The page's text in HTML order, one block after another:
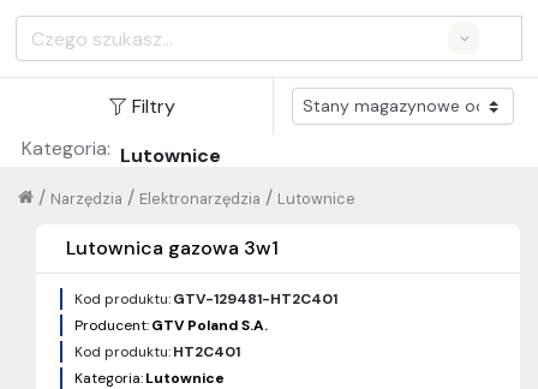
Search
Filtry
Kategoria: Lutownice
Lutownice
/
Elektronarzędzia
/
Narzędzia
/
Lutownica gazowa 3w1
Kod produktu:GTV-129481-HT2C401
Producent:GTV Poland S.A.
Kod produktu:HT2C401
Kategoria:Lutownice